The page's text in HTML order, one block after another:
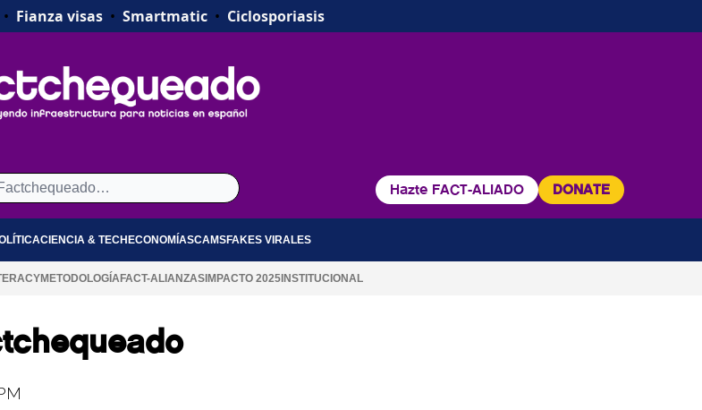
Fianza visas• Smartmatic• Ciclosporiasis
Hazte FACT-ALIADO DONATE
CIENCIA & TECH ECONOMÍASCAMSFAKES VIRALES
METODOLOGÍA FACT-ALIANZASIMPACTO 2025INSTITUCIONAL